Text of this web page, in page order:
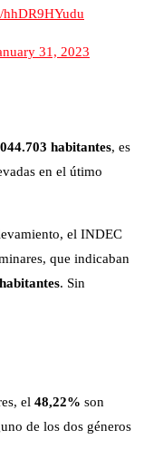
31, 2023
habitantes, es
en el útimo
el INDEC
que indicaban
. Sin
el 48,22% son
de los dos géneros